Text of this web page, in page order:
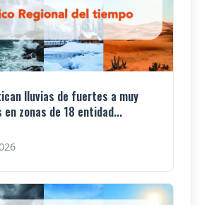
lluvias de fuertes a muy
zonas de 18 entidad...